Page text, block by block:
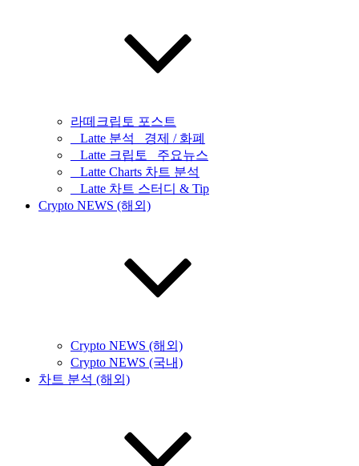
라떼크립토 포스트
_ Latte 분석 _경제 / 화폐
_ Latte 크립토 _주요뉴스
_ Latte Charts 차트 분석
_ Latte 차트 스터디 & Tip
Crypto NEWS (해외)
Crypto NEWS (해외)
Crypto NEWS (국내)
차트 분석 (해외)